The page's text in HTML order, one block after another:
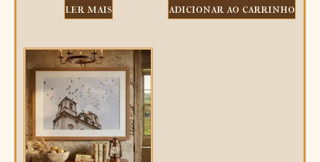
ler mais adicionar ao carrinho